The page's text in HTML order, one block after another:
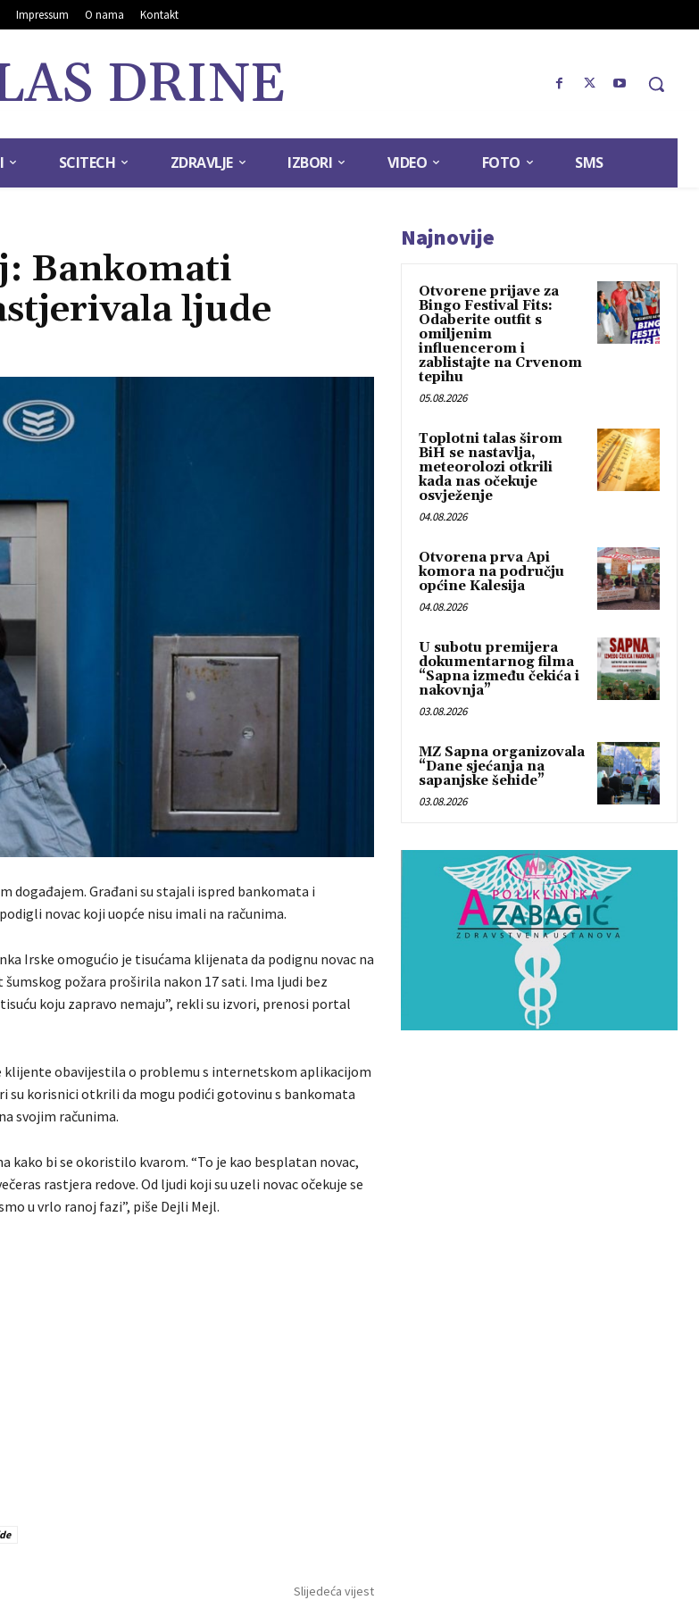
Impressum O nama Kontakt
DRINE
SCITECH ZDRAVLJE IZBORI VIDEO FOTO SMS
Bankomati
ljude
događajem. Građani su stajali ispred bankomata i
novac koji uopće nisu imali na računima.
Irske omogućio je tisućama klijenata da podignu novac na
požara proširila nakon 17 sati. Ima ljudi bez
koju zapravo nemaju”, rekli su izvori, prenosi portal
klijente obavijestila o problemu s internetskom aplikacijom
su korisnici otkrili da mogu podići gotovinu s bankomata
svojim računima.
kako bi se okoristilo kvarom. “To je kao besplatan novac,
rastjera redove. Od ljudi koji su uzeli novac očekuje se
u vrlo ranoj fazi”, piše Dejli Mejl.
Slijedeća vijest
Najnovije
Otvorene prijave za
Bingo Festival Fits:
Odaberite outfit s
omiljenim
influencerom i
zablistajte na Crvenom
tepihu
05.08.2026
Toplotni talas širom
BiH se nastavlja,
meteorolozi otkrili
kada nas očekuje
osvježenje
04.08.2026
Otvorena prva Api
komora na području
općine Kalesija
04.08.2026
U subotu premijera
dokumentarnog filma
“Sapna između čekića i
nakovnja”
03.08.2026
MZ Sapna organizovala
“Dane sjećanja na
sapanjske šehide”
03.08.2026